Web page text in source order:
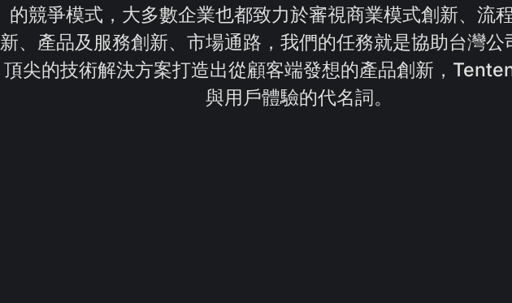
的競爭模式，大多數企業也都致力於審視商業模式創新、流
新、產品及服務創新、市場通路，我們的任務就是協助台灣公
頂尖的技術解決方案打造出從顧客端發想的產品創新，
與用戶體驗的代名詞。